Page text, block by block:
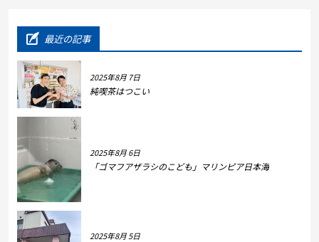
最近の記事
2025年8月 7日
純喫茶はつこい
2025年8月 6日
「ゴマフアザラシのこども」マリンピア日本海
2025年8月 5日